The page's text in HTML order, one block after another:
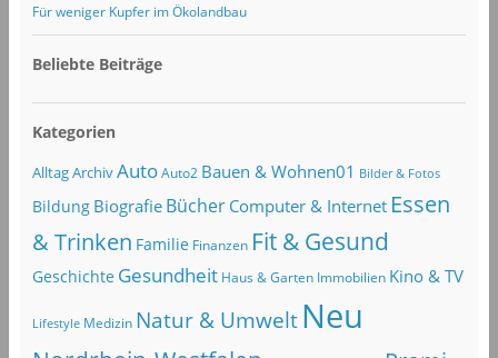
Für weniger Kupfer im Ökolandbau
Beliebte Beiträge
Kategorien
AlltagArchivAuto Auto2 Bauen & Wohnen01 Bilder & Fotos
Bildung Biografie Bücher Computer & Internet Essen
& Trinken Familie Finanzen Fit & Gesund
Geschichte Gesundheit Haus & Garten Immobilien Kino & TV
Lifestyle Medizin Natur & Umwelt Neu